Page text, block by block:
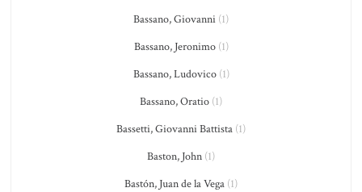
Bassano, Giovanni (1)
Bassano, Jeronimo(1)
Bassano, Ludovico(1)
Bassano, Oratio (1)
Bassetti, Giovanni Battista (1)
Baston, John (1)
Bastón, Juan de la Vega (1)